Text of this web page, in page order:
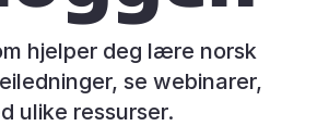
hjelper deg lære norsk
se webinarer,
ulike ressurser.